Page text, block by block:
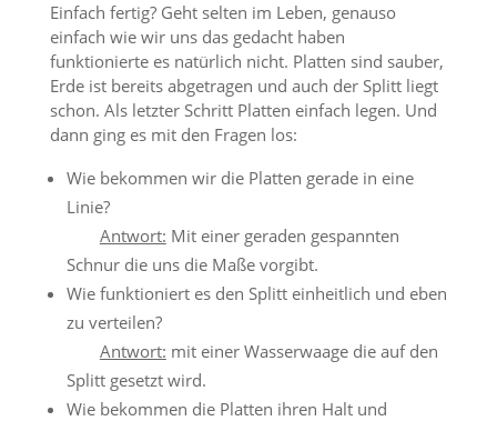
Einfach fertig? Geht selten im Leben, genauso
einfach wie wir uns das gedacht haben
funktionierte es natürlich nicht. Platten sind sauber,
Erde ist bereits abgetragen und auch der Splitt liegt
schon. Als letzter Schritt Platten einfach legen. Und
dann ging es mit den Fragen los:
Wie bekommen wir die Platten gerade in eine
Linie?
Antwort: Mit einer geraden gespannten
Schnur die uns die Maße vorgibt.
Wie funktioniert es den Splitt einheitlich und eben
zu verteilen?
Antwort: mit einer Wasserwaage die auf den
Splitt gesetzt wird.
Wie bekommen die Platten ihren Halt und